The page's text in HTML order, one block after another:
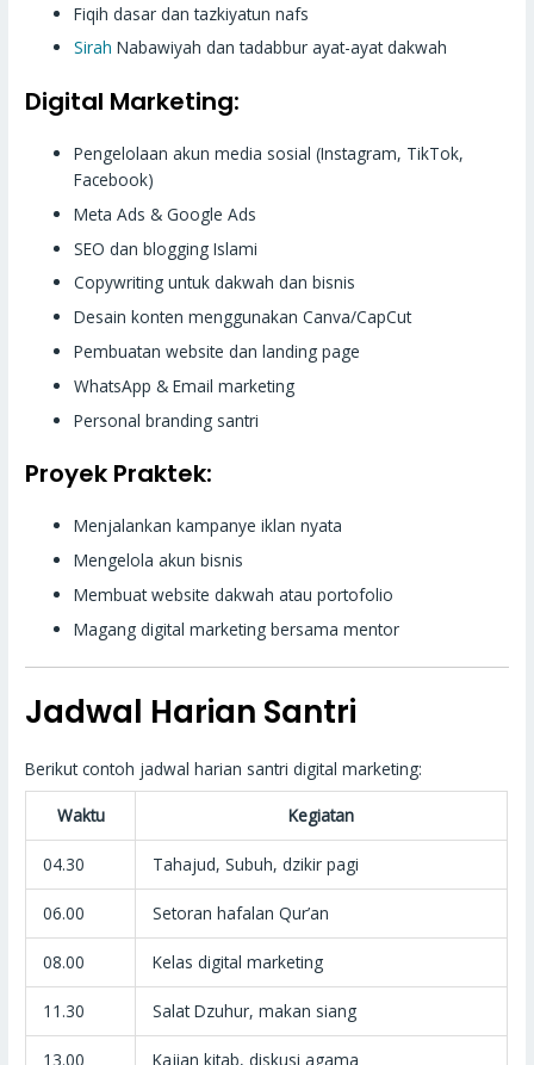
Fiqih dasar dan tazkiyatun nafs
Sirah Nabawiyah dan tadabbur ayat-ayat dakwah
Digital Marketing:
Pengelolaan akun media sosial (Instagram, TikTok,
Facebook)
Meta Ads & Google Ads
SEO dan blogging Islami
Copywriting untuk dakwah dan bisnis
Desain konten menggunakan Canva/CapCut
Pembuatan website dan landing page
WhatsApp & Email marketing
Personal branding santri
Proyek Praktek:
Menjalankan kampanye iklan nyata
Mengelola akun bisnis
Membuat website dakwah atau portofolio
Magang digital marketing bersama mentor
Jadwal Harian Santri
Berikut contoh jadwal harian santri digital marketing:
Waktu Kegiatan
04.30 Tahajud, Subuh, dzikir pagi
06.00 Setoran hafalan Qur’an
08.00 Kelas digital marketing
11.30 Salat Dzuhur, makan siang
13.00 Kajian kitab, diskusi agama